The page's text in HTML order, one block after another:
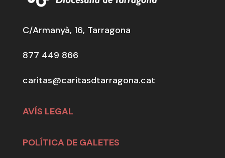
C/Armanyà, 16, Tarragona
877 449 866
caritas@caritasdtarragona.cat
AVÍS LEGAL
POLÍTICA DE GALETES